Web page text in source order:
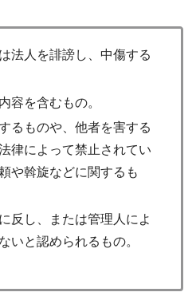
法人を誹謗し、中傷する
容を含むもの。
るものや、他者を害する
律によって禁止されてい
や斡旋などに関するも
反し、または管理人によ
いと認められるもの。